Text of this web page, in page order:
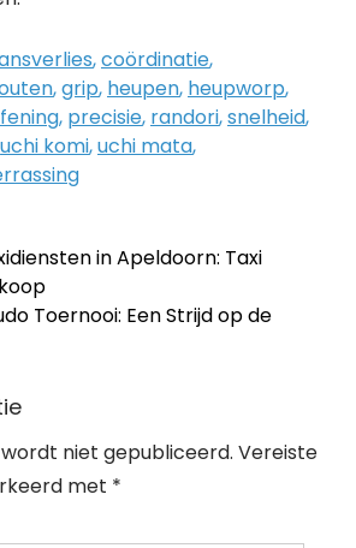
,coördinatie,
,grip, heupen, heupworp,
, precisie, randori,snelheid,
uchi komi,uchi mata,
in Apeldoorn: Taxi
Toernooi: Een Strijd op de
niet gepubliceerd. Vereiste
met *